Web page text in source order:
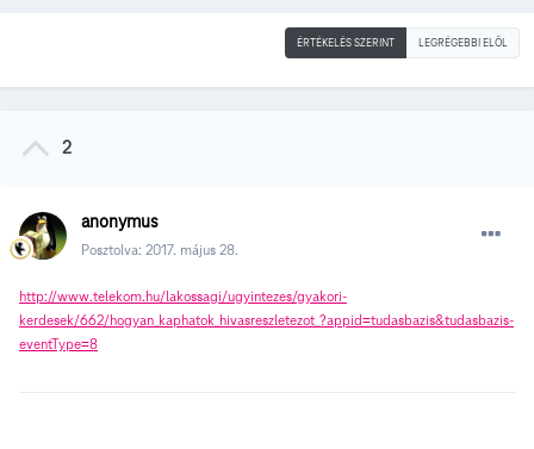
ÉRTÉKELÉS SZERINT LEGRÉGEBBI ELÖL
2
anonymus
Posztolva: 2017. május 28.
http://www.telekom.hu/lakossagi/ugyintezes/gyakori-
kerdesek/662/hogyan_kaphatok_hivasreszletezot_?appid=tudasbazis&tudasbazis-
eventType=8